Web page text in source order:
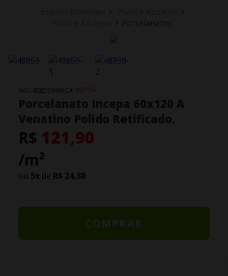
SKU: 48859 MARCA: INCEPA
R$ 121,90
/m²
ou 5x de R$ 24,38
COMPRAR